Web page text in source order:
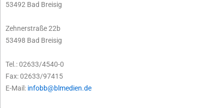
53492 Bad Breisig
Zehnerstraße 22b
53498 Bad Breisig
Tel.: 02633/4540-0
Fax: 02633/97415
E-Mail: infobb@blmedien.de